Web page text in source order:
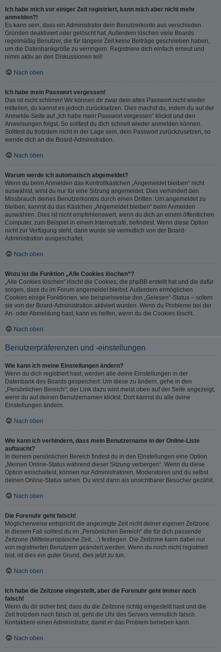
Ich habe mich vor einiger Zeit registriert, kann mich aber nicht mehr
anmelden?!
Es kann sein, dass ein Administrator dein Benutzerkonto aus verschieden
Gründen deaktiviert oder gelöscht hat. Außerdem löschen viele Boards
regelmäßig Benutzer, die für längere Zeit keine Beiträge geschrieben haben,
um die Datenbankgröße zu verringern. Registriere dich einfach erneut und
nimm aktiv an den Diskussionen teil!
Nach oben
Ich habe mein Passwort vergessen!
Das ist nicht schlimm! Wir können dir zwar dein altes Passwort nicht wieder
mitteilen, du kannst es jedoch zurücksetzen. Dies machst du, indem du auf der
Anmelde-Seite auf „Ich habe mein Passwort vergessen“ klickst und den
Anweisungen folgst. So solltest du dich schnell wieder anmelden können.
Solltest du trotzdem nicht in der Lage sein, dein Passwort zurückzusetzen, so
wende dich an die Board-Administration.
Nach oben
Warum werde ich automatisch abgemeldet?
Wenn du beim Anmelden das Kontrollkästchen „Angemeldet bleiben“ nicht
auswählst, wirst du nur für eine Sitzung angemeldet. Dies verhindert den
Missbrauch deines Benutzerkontos durch einen Dritten. Um angemeldet zu
bleiben, kannst du das Kästchen „Angemeldet bleiben“ beim Anmelden
auswählen. Dies ist nicht empfehlenswert, wenn du dich an einem öffentlichen
Computer, zum Beispiel in einem Internetcafé, befindest. Wenn diese Option
nicht zur Verfügung steht, dann wurde sie vermutlich von der Board-
Administration ausgeschaltet.
Nach oben
Wozu ist die Funktion „Alle Cookies löschen“?
„Alle Cookies löschen“ löscht die Cookies, die phpBB erstellt hat und die dafür
sorgen, dass du im Forum angemeldet bleibst. Außerdem ermöglichen
Cookies einige Funktionen, wie beispielsweise den „Gelesen“-Status – sofern
sie von der Board-Administration aktiviert wurden. Wenn du Probleme bei der
An- oder Abmeldung hast, kann es helfen, wenn du die Cookies löscht.
Nach oben
Benutzerpräferenzen und -einstellungen
Wie kann ich meine Einstellungen ändern?
Wenn du dich registriert hast, werden alle deine Einstellungen in der
Datenbank des Boards gespeichert. Um diese zu ändern, gehe in den
„Persönlichen Bereich“; der Link dazu wird meist oben auf der Seite angezeigt,
wenn du auf deinen Benutzernamen klickst. Dort kannst du alle deine
Einstellungen ändern.
Nach oben
Wie kann ich verhindern, dass mein Benutzername in der Online-Liste
auftaucht?
In deinem persönlichen Bereich findest du in den Einstellungen eine Option
„Meinen Online-Status während dieser Sitzung verbergen“. Wenn du diese
Option einschaltest, können nur Administratoren, Moderatoren und du selbst
deinen Online-Status sehen. Du wirst dann als unsichtbarer Besucher gezählt.
Nach oben
Die Forenuhr geht falsch!
Möglicherweise entspricht die angezeigte Zeit nicht deiner eigenen Zeitzone.
In diesem Fall solltest du im „Persönlichen Bereich“ die für dich passende
Zeitzone (Mitteleuropäische Zeit, ...) festlegen. Die Zeitzone kann dabei nur
von registrierten Benutzern geändert werden. Wenn du noch nicht registriert
bist, ist dies ein guter Grund, dies jetzt zu tun.
Nach oben
Ich habe die Zeitzone eingestellt, aber die Forenuhr geht immer noch
falsch!
Wenn du dir sicher bist, dass du die Zeitzone richtig eingestellt hast und die
Zeit trotzdem noch falsch ist, geht die Uhr des Servers vermutlich falsch.
Kontaktiere einen Administrator, damit er das Problem beheben kann.
Nach oben